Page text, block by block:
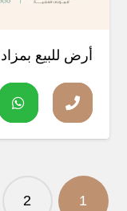
أرض للبيع
تصفّح
المقالات
1
2